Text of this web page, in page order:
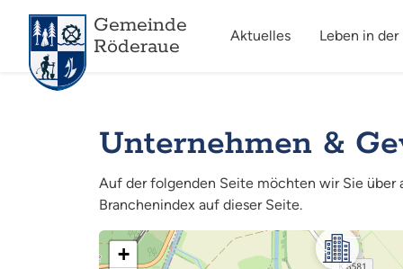
Gemeinde
Röderaue
Aktuelles Leben in der
Unternehmen &
Auf der folgenden Seite möchten wir Sie über
Branchenindex auf dieser Seite.
+